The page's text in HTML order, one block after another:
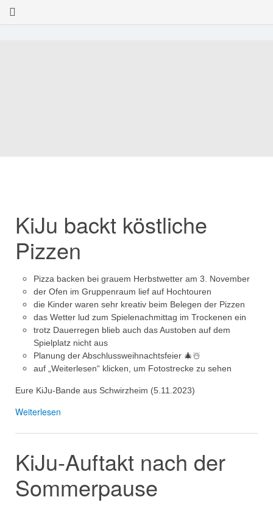
KiJu backt köstliche
Pizzen
Pizza backen bei grauem Herbstwetter am 3. November
der Ofen im Gruppenraum lief auf Hochtouren
die Kinder waren sehr kreativ beim Belegen der Pizzen
das Wetter lud zum Spielenachmittag im Trockenen ein
trotz Dauerregen blieb auch das Austoben auf dem
Spielplatz nicht aus
Planung der Abschlussweihnachtsfeier 🎄☃️
auf „Weiterlesen“ klicken, um Fotostrecke zu sehen
Eure KiJu-Bande aus Schwirzheim (5.11.2023)
Weiterlesen
KiJu-Auftakt nach der
Sommerpause